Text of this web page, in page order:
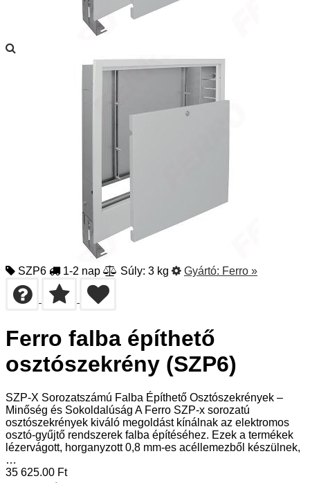
SZP6 1-2 nap Súly: 3 kg Gyártó: Ferro »
Ferro falba építhető
osztószekrény (SZP6)
SZP-X Sorozatszámú Falba Építhető Osztószekrények –
Minőség és Sokoldalúság A Ferro SZP-x sorozatú
osztószekrények kiváló megoldást kínálnak az elektromos
osztó-gyűjtő rendszerek falba építéséhez. Ezek a termékek
lézervágott, horganyzott 0,8 mm-es acéllemezből készülnek,
…
35 625.00 Ft